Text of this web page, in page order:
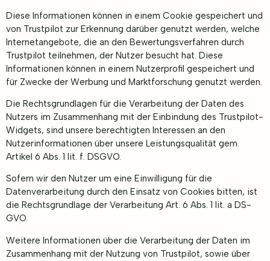
Diese Informationen können in einem Cookie gespeichert und
von Trustpilot zur Erkennung darüber genutzt werden, welche
Internetangebote, die an den Bewertungsverfahren durch
Trustpilot teilnehmen, der Nutzer besucht hat. Diese
Informationen können in einem Nutzerprofil gespeichert und
für Zwecke der Werbung und Marktforschung genutzt werden.
Die Rechtsgrundlagen für die Verarbeitung der Daten des
Nutzers im Zusammenhang mit der Einbindung des Trustpilot-
Widgets, sind unsere berechtigten Interessen an den
Nutzerinformationen über unsere Leistungsqualität gem.
Artikel 6 Abs. 1 lit. f. DSGVO.
Sofern wir den Nutzer um eine Einwilligung für die
Datenverarbeitung durch den Einsatz von Cookies bitten, ist
die Rechtsgrundlage der Verarbeitung Art. 6 Abs. 1 lit. a DS-
GVO.
Weitere Informationen über die Verarbeitung der Daten im
Zusammenhang mit der Nutzung von Trustpilot, sowie über